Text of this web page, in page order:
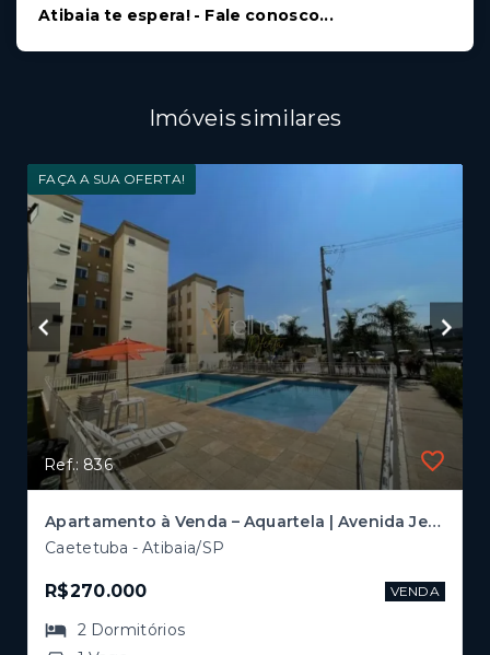
Atibaia te espera! - Fale conosco...
Imóveis similares
FAÇA A SUA OFERTA!
Ref.: 836
Apartamento à Venda – Aquartela | Avenida Jerônimo de Camargo | 2 Dormitórios
Caetetuba - Atibaia/SP
R$270.000 VENDA
2 Dormitórios